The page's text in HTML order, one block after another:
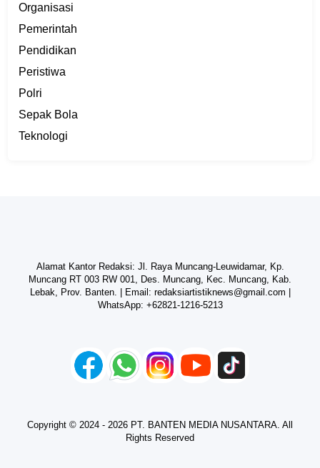
Organisasi
Pemerintah
Pendidikan
Peristiwa
Polri
Sepak Bola
Teknologi
Alamat Kantor Redaksi: Jl. Raya Muncang-Leuwidamar, Kp.
Muncang RT 003 RW 001, Des. Muncang, Kec. Muncang, Kab.
Lebak, Prov. Banten. | Email: redaksiartistiknews@gmail.com
WhatsApp: +62821-1216-5213
Copyright © 2024 - 2026 PT. BANTEN MEDIA NUSANTARA. All
Rights Reserved